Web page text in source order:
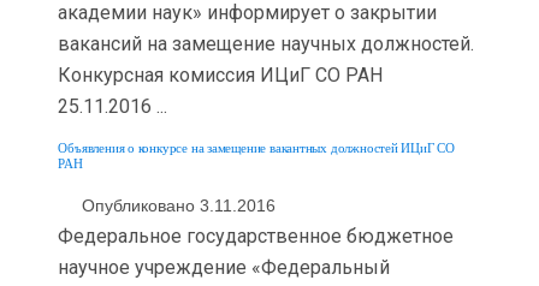
академии наук» информирует о закрытии
вакансий на замещение научных должностей.
Конкурсная комиссия ИЦиГ СО РАН
25.11.2016 ...
Объявления о конкурсе на замещение вакантных должностей ИЦиГ СО
РАН
Опубликовано 3.11.2016
Федеральное государственное бюджетное
научное учреждение «Федеральный